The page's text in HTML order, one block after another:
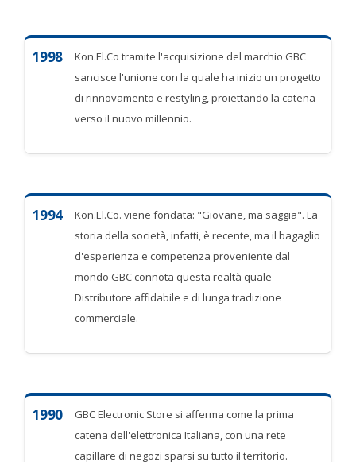
1998
Kon.El.Co tramite l'acquisizione del marchio GBC
sancisce l'unione con la quale ha inizio un progetto
di rinnovamento e restyling, proiettando la catena
verso il nuovo millennio.
1994
Kon.El.Co. viene fondata: "Giovane, ma saggia". La
storia della società, infatti, è recente, ma il bagaglio
d'esperienza e competenza proveniente dal
mondo GBC connota questa realtà quale
Distributore affidabile e di lunga tradizione
commerciale.
1990
GBC Electronic Store si afferma come la prima
catena dell'elettronica Italiana, con una rete
capillare di negozi sparsi su tutto il territorio.